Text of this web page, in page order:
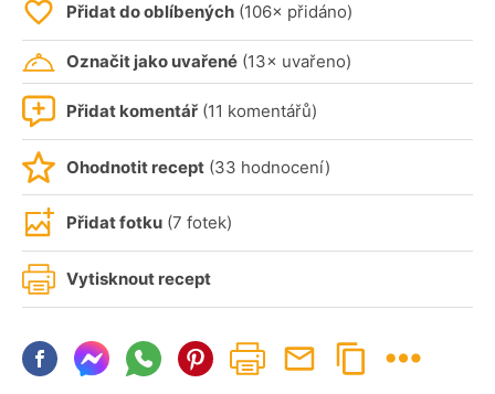
Přidat do oblíbených (106× přidáno)
Označit jako uvařené (13× uvařeno)
Přidat komentář (11 komentářů)
Ohodnotit recept (33 hodnocení)
Přidat fotku (7 fotek)
Vytisknout recept